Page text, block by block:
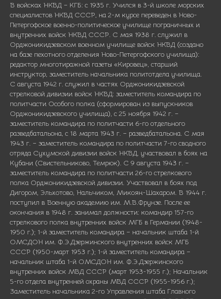
В войсках НКВД – КГБ: с 1935 г. Учился в 3-й школе морских
специалистов НКВД СССР, на 2-м курсе переведен в Ново-
Петергофское военно-политическое училище пограничных и
внутренних войск НКВД СССР. С мая 1938 г. служил в
Орджоникидзевском военном училище войск НКВД (создано
на базе пехотного отделения Ново-Петергофского училища):
редактор многотиражной газеты «Кировец», старший
инструктор, заместитель начальника политотдела училища.
С августа 1942 г. служил в частях Орджоникидзевской
стрелковой дивизии войск НКВД: заместитель командира по
политчасти Особого полка (сформирован из выпускников
Орджоникидзевского училища), с 25 ноября 1942 г. –
заместитель командира по политчасти 6-го отдельного
разведбатальона, с 18 марта 1943 г. – разведбатальона. С мая
1943 г. – заместитель командира по политчасти 7-го сводного
отряда Сухумской дивизии войск НКВД, участвовал в боях на
Кубани (Свистельниково, Темрюк). С 9 августа 1943 г. –
заместитель командира по политчасти 26-го стрелкового
полка Орджоникидзевской дивизии. Участвовал в боях под
Дигором, Эльхотово, Нальчиком, Микоян-Шахаром. В 1944 г.
поступил в Военную академию им. М.В.Фрунзе. После ее
окончания в 1948 г. занимал должности: командир 157-го
стрелкового полка внутренних войск МГБ в Германии (1948-
1950 г.); 1-й заместитель командира – начальник штаба 1-й
ОМСДОН им. Ф.Э.Дзержинского внутренних войск МГБ
СССР (1950-март 1953 г.); 1-й заместитель командира –
начальник штаба 1-й ОМСДОН им. Ф.Э.Дзержинского
внутренних войск МВД СССР (март 1953-1955 г.); Начальник
5-го отдела внутренней охраны МВД СССР (1955-1956 г.);
Заместитель начальника 2-го Управления штаба Главного